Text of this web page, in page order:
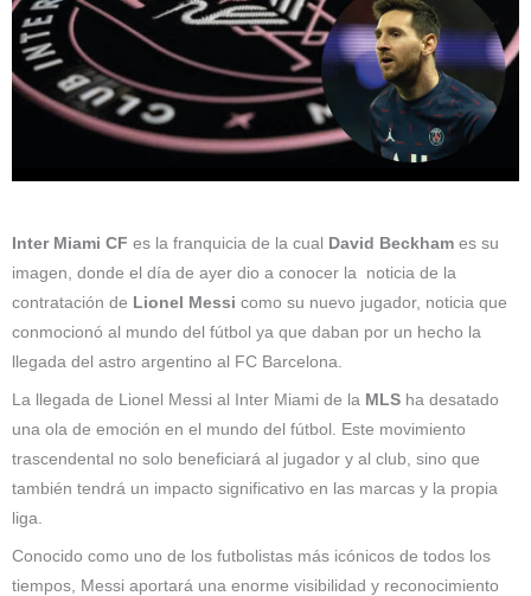
Inter Miami CF es la franquicia de la cual David Beckham es su
imagen, donde el día de ayer dio a conocer la noticia de la
contratación de Lionel Messi como su nuevo jugador, noticia que
conmocionó al mundo del fútbol ya que daban por un hecho la
llegada del astro argentino al FC Barcelona.
La llegada de Lionel Messi al Inter Miami de la MLS ha desatado
una ola de emoción en el mundo del fútbol. Este movimiento
trascendental no solo beneficiará al jugador y al club, sino que
también tendrá un impacto significativo en las marcas y la propia
liga.
Conocido como uno de los futbolistas más icónicos de todos los
tiempos, Messi aportará una enorme visibilidad y reconocimiento